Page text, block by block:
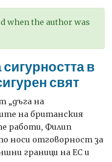
when the author was
в
свят
„дъга на
на британския
работи, Филип
носи отговорност за
граници на ЕС и